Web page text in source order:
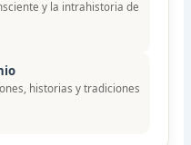
y la intrahistoria de
historias y tradiciones